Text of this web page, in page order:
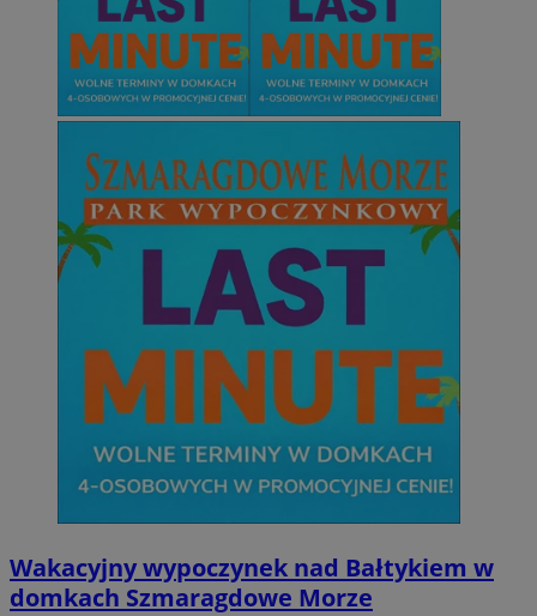
Wakacyjny wypoczynek nad Bałtykiem w
domkach Szmaragdowe Morze